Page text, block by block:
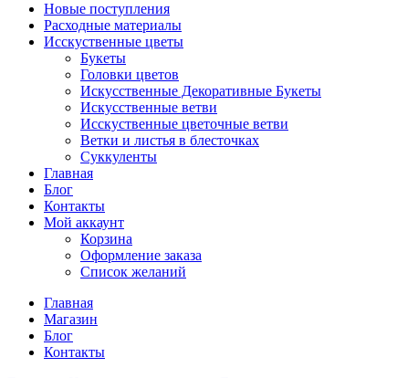
Новые поступления
Расходные материалы
Исскуственные цветы
Букеты
Головки цветов
Искусственные Декоративные Букеты
Искусственные ветви
Исскуственные цветочные ветви
Ветки и листья в блесточках
Суккуленты
Главная
Блог
Контакты
Мой аккаунт
Корзина
Оформление заказа
Список желаний
Главная
Магазин
Блог
Контакты